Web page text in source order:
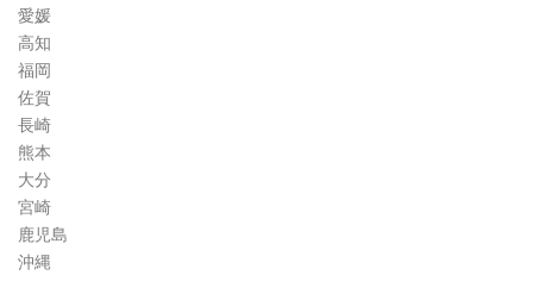
愛媛
高知
福岡
佐賀
長崎
熊本
大分
宮崎
鹿児島
沖縄